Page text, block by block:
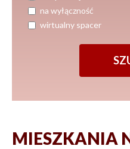
na wyłączność
wirtualny spacer
MIESZKANIA